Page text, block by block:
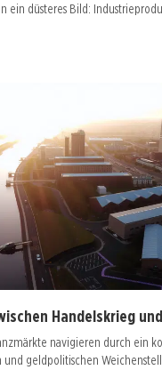
ein düsteres Bild:
Handelskrieg
navigieren durch ein
und geldpolitischen